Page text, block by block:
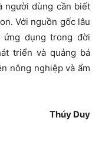
người dùng cần biết
Với nguồn gốc lâu
dụng trong đời
triển và quảng bá
nông nghiệp và ẩm
Thúy Duy